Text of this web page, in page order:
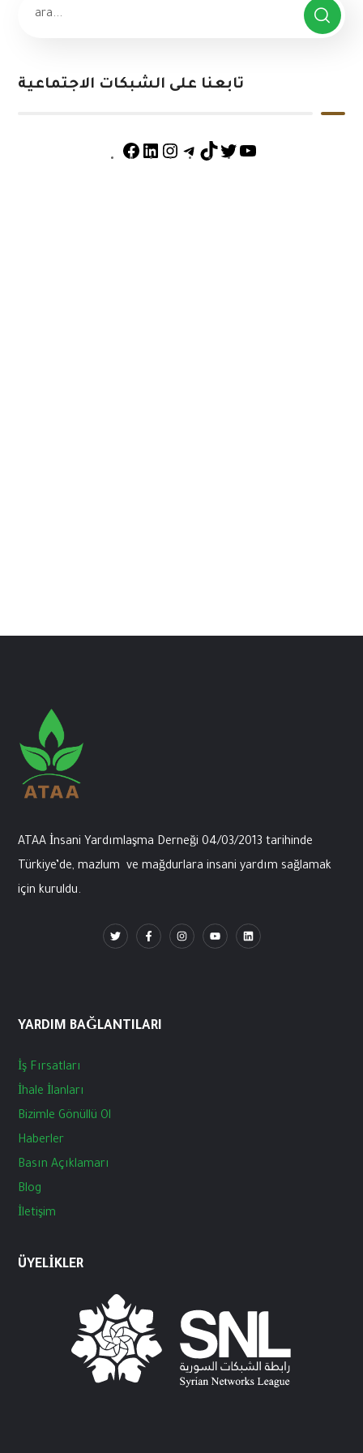
تابعنا على الشبكات الاجتماعية
ATAA İnsani Yardımlaşma Derneği 04/03/2013tarihinde
Türkiye’de,mazlum ve mağdurlara insani yardım sağlamak
için kuruldu.
YARDIM BAĞLANTILARI
İş Fırsatları
İhale İlanları
Bizimle Gönüllü Ol
Haberler
Basın Açıklamarı
Blog
İletişim
ÜYELIKLER